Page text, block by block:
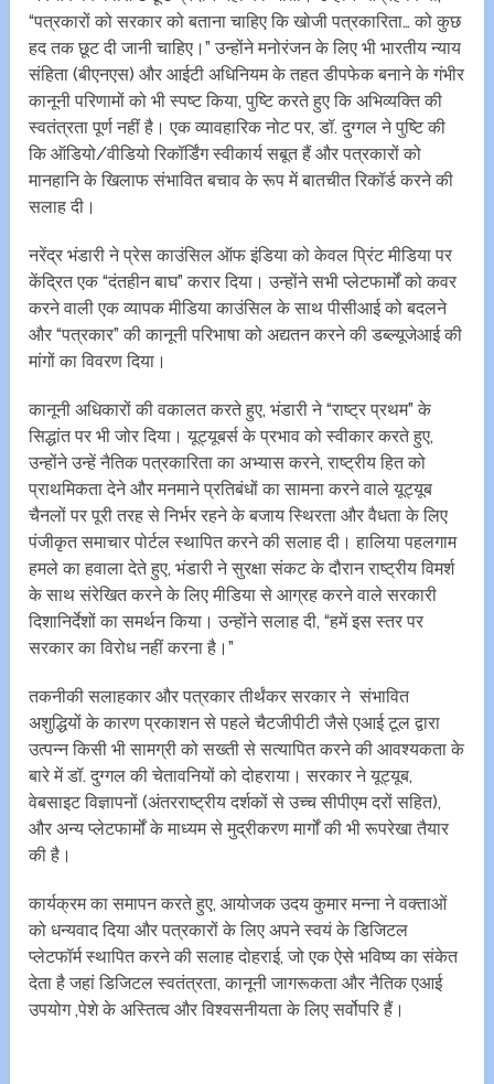
“पत्रकारों को सरकार को बताना चाहिए कि खोजी पत्रकारिता… को कुछ
हद तक छूट दी जानी चाहिए।” उन्होंने मनोरंजन के लिए भी भारतीय न्याय
संहिता (बीएनएस) और आईटी अधिनियम के तहत डीपफेक बनाने के गंभीर
कानूनी परिणामों को भी स्पष्ट किया, पुष्टि करते हुए कि अभिव्यक्ति की
स्वतंत्रता पूर्ण नहीं है। एक व्यावहारिक नोट पर, डॉ. दुग्गल ने पुष्टि की
कि ऑडियो/वीडियो रिकॉर्डिंग स्वीकार्य सबूत हैं और पत्रकारों को
मानहानि के खिलाफ संभावित बचाव के रूप में बातचीत रिकॉर्ड करने की
सलाह दी।
नरेंद्र भंडारी ने प्रेस काउंसिल ऑफ इंडिया को केवल प्रिंट मीडिया पर
केंद्रित एक “दंतहीन बाघ” करार दिया। उन्होंने सभी प्लेटफार्मों को कवर
करने वाली एक व्यापक मीडिया काउंसिल के साथ पीसीआई को बदलने
और “पत्रकार” की कानूनी परिभाषा को अद्यतन करने की डब्ल्यूजेआई की
मांगों का विवरण दिया।
कानूनी अधिकारों की वकालत करते हुए, भंडारी ने “राष्ट्र प्रथम” के
सिद्धांत पर भी जोर दिया। यूट्यूबर्स के प्रभाव को स्वीकार करते हुए,
उन्होंने उन्हें नैतिक पत्रकारिता का अभ्यास करने, राष्ट्रीय हित को
प्राथमिकता देने और मनमाने प्रतिबंधों का सामना करने वाले यूट्यूब
चैनलों पर पूरी तरह से निर्भर रहने के बजाय स्थिरता और वैधता के लिए
पंजीकृत समाचार पोर्टल स्थापित करने की सलाह दी। हालिया पहलगाम
हमले का हवाला देते हुए, भंडारी ने सुरक्षा संकट के दौरान राष्ट्रीय विमर्श
के साथ संरेखित करने के लिए मीडिया से आग्रह करने वाले सरकारी
दिशानिर्देशों का समर्थन किया। उन्होंने सलाह दी, “हमें इस स्तर पर
सरकार का विरोध नहीं करना है।”
तकनीकी सलाहकार और पत्रकार तीर्थंकर सरकार ने संभावित
अशुद्धियों के कारण प्रकाशन से पहले चैटजीपीटी जैसे एआई टूल द्वारा
उत्पन्न किसी भी सामग्री को सख्ती से सत्यापित करने की आवश्यकता के
बारे में डॉ. दुग्गल की चेतावनियों को दोहराया। सरकार ने यूट्यूब,
वेबसाइट विज्ञापनों (अंतरराष्ट्रीय दर्शकों से उच्च सीपीएम दरों सहित),
और अन्य प्लेटफार्मों के माध्यम से मुद्रीकरण मार्गों की भी रूपरेखा तैयार
की है।
कार्यक्रम का समापन करते हुए, आयोजक उदय कुमार मन्ना ने वक्ताओं
को धन्यवाद दिया और पत्रकारों के लिए अपने स्वयं के डिजिटल
प्लेटफॉर्म स्थापित करने की सलाह दोहराई, जो एक ऐसे भविष्य का संकेत
देता है जहां डिजिटल स्वतंत्रता, कानूनी जागरूकता और नैतिक एआई
उपयोग ,पेशे के अस्तित्व और विश्वसनीयता के लिए सर्वोपरि हैं।